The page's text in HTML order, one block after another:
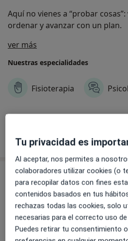
Aquí no vienes a “probar
ordenar y avanzar con un plan.
ver más
Nuestras especialidades
Fisioterapia
Ver más
Servicios
Todos
Tu privacidad es
Al aceptar, nos permites a
colaboradores utilizar cookies (o
para recopilar datos con fines
contenidos basados en tus
rechazas todas las cookies, solo
necesarias para el correcto uso
Puedes retirar tu consentimiento